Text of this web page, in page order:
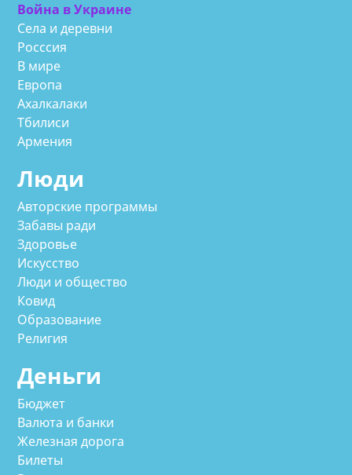
Война в Украине
Села и деревни
Росссия
В мире
Европа
Ахалкалаки
Тбилиси
Армения
Люди
Авторские программы
Забавы ради
Здоровье
Искусство
Люди и общество
Ковид
Образование
Религия
Деньги
Бюджет
Валюта и банки
Железная дорога
Билеты